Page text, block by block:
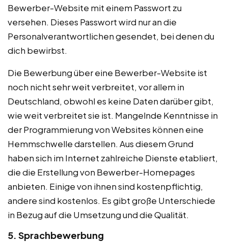
Bewerber-Website mit einem Passwort zu
versehen. Dieses Passwort wird nur an die
Personalverantwortlichen gesendet, bei denen du
dich bewirbst.
Die Bewerbung über eine Bewerber-Website ist
noch nicht sehr weit verbreitet, vor allem in
Deutschland, obwohl es keine Daten darüber gibt,
wie weit verbreitet sie ist. Mangelnde Kenntnisse in
der Programmierung von Websites können eine
Hemmschwelle darstellen. Aus diesem Grund
haben sich im Internet zahlreiche Dienste etabliert,
die die Erstellung von Bewerber-Homepages
anbieten. Einige von ihnen sind kostenpflichtig,
andere sind kostenlos. Es gibt große Unterschiede
in Bezug auf die Umsetzung und die Qualität.
5. Sprachbewerbung